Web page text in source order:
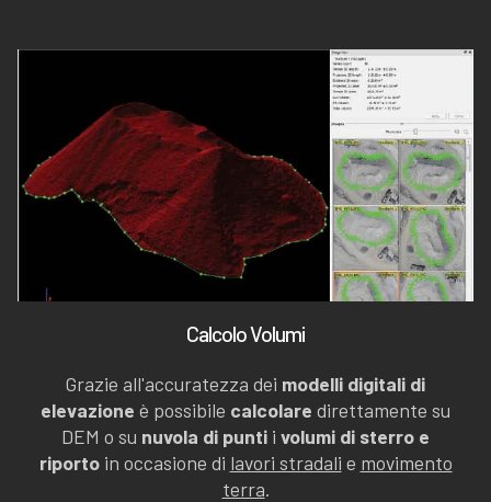
Calcolo Volumi
Grazie all'accuratezza dei modelli digitali di
elevazione è possibile calcolare direttamente su
DEM o su nuvola di punti i volumi di sterro e
riportoin occasione di lavori stradali e movimento
terra.